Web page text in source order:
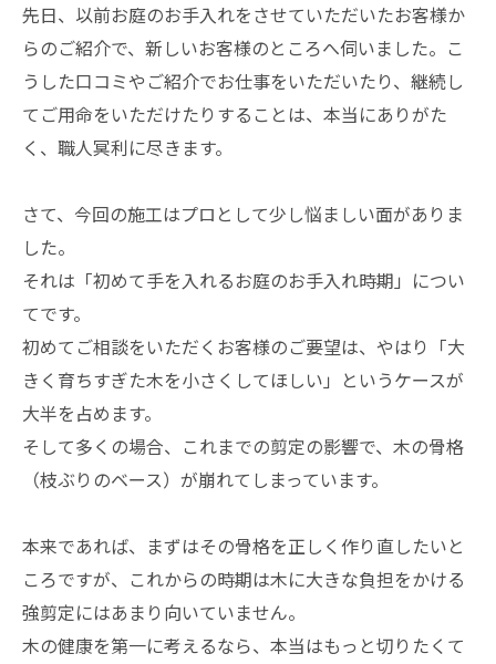
先日、以前お庭のお手入れをさせていただいたお客様か
らのご紹介で、新しいお客様のところへ伺いました。こ
うした口コミやご紹介でお仕事をいただいたり、継続し
てご用命をいただけたりすることは、本当にありがた
く、職人冥利に尽きます。
さて、今回の施工はプロとして少し悩ましい面がありま
した。
それは「初めて手を入れるお庭のお手入れ時期」につい
てです。
初めてご相談をいただくお客様のご要望は、やはり「大
きく育ちすぎた木を小さくしてほしい」というケースが
大半を占めます。
そして多くの場合、これまでの剪定の影響で、木の骨格
（枝ぶりのベース）が崩れてしまっています。
本来であれば、まずはその骨格を正しく作り直したいと
ころですが、これからの時期は木に大きな負担をかける
強剪定にはあまり向いていません。
木の健康を第一に考えるなら、本当はもっと切りたくて